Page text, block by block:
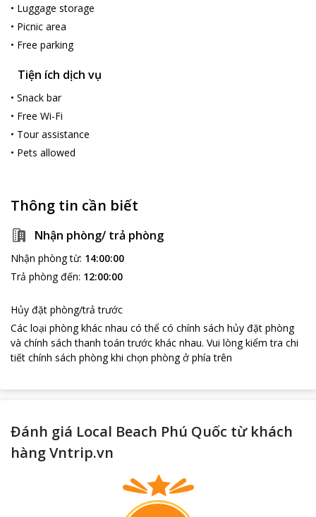
• Luggage storage
• Picnic area
• Free parking
Tiện ích dịch vụ
• Snack bar
• Free Wi-Fi
• Tour assistance
• Pets allowed
Thông tin cần biết
Nhận phòng/ trả phòng
Nhận phòng từ: 14:00:00
Trả phòng đến: 12:00:00
Hủy đặt phòng/trả trước
Các loại phòng khác nhau có thể có chính sách hủy đặt phòng
và chính sách thanh toán trước khác nhau. Vui lòng kiểm tra chi
tiết chính sách phòng khi chọn phòng ở phía trên
Đánh giá Local Beach Phú Quốc từ khách
hàng Vntrip.vn